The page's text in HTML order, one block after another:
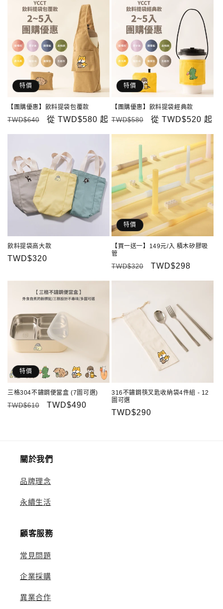
特價
【團購優惠】飲料提袋包覆款
定
TWD$640
售
從 TWD$580 起
特價
【團購優惠】飲料提袋經典款
定
TWD$580
售
從 TWD$520 起
飲料提袋高大款
定
TWD$320
特價
【買一送一】149元/入 積木矽膠吸
管
定
TWD$320
售
TWD$298
特價
三格304不鏽鋼便當盒 (7圖可選)
定
TWD$610
售
TWD$490
316不鏽鋼筷叉匙收納袋4件組 - 12
圖可選
定
TWD$290
關於我們
品牌理念
永續生活
顧客服務
常見問題
企業採購
異業合作